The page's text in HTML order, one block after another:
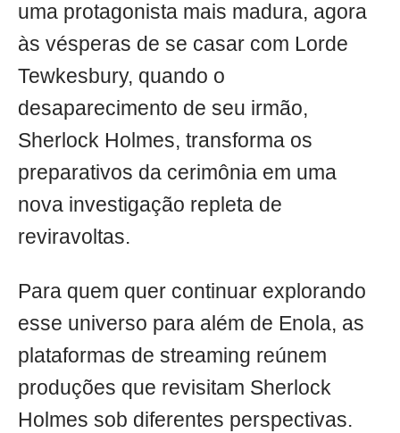
uma protagonista mais madura, agora
às vésperas de se casar com Lorde
Tewkesbury, quando o
desaparecimento de seu irmão,
Sherlock Holmes, transforma os
preparativos da cerimônia em uma
nova investigação repleta de
reviravoltas.
Para quem quer continuar explorando
esse universo para além de Enola, as
plataformas de streaming reúnem
produções que revisitam Sherlock
Holmes sob diferentes perspectivas.